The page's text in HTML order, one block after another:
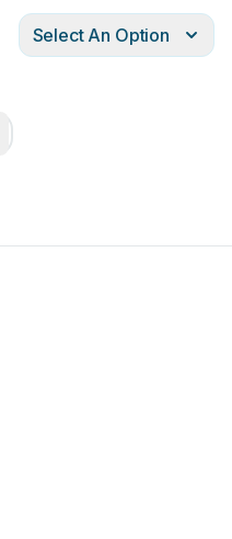
Select An Option